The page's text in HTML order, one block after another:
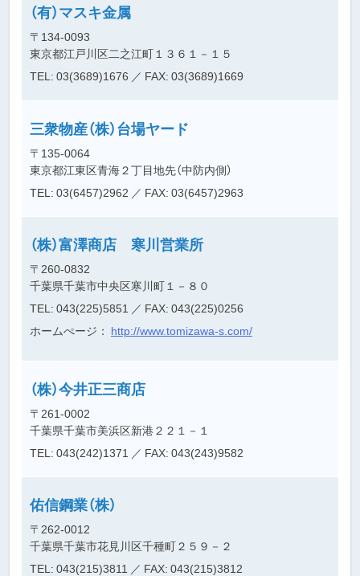
（有）マスキ金属
〒134-0093
東京都江戸川区二之江町１３６１－１５
TEL: 03(3689)1676 ／ FAX: 03(3689)1669
三衆物産（株）台場ヤード
〒135-0064
東京都江東区青海２丁目地先（中防内側）
TEL: 03(6457)2962 ／ FAX: 03(6457)2963
（株）富澤商店 寒川営業所
〒260-0832
千葉県千葉市中央区寒川町１－８０
TEL: 043(225)5851 ／ FAX: 043(225)0256
ホームぺージ： http://www.tomizawa-s.com/
（株）今井正三商店
〒261-0002
千葉県千葉市美浜区新港２２１－１
TEL: 043(242)1371 ／ FAX: 043(243)9582
佑信鋼業（株）
〒262-0012
千葉県千葉市花見川区千種町２５９－２
TEL: 043(215)3811 ／ FAX: 043(215)3812